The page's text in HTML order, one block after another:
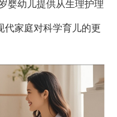
婴幼儿提供从生理护理
代家庭对科学育儿的更